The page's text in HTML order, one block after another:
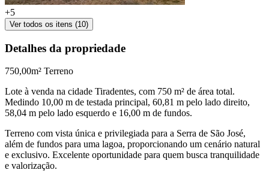
+5
Ver todos os itens (10)
Detalhes da propriedade
750,00m² Terreno
Lote à venda na cidade Tiradentes, com 750 m² de área total.
Medindo 10,00 m de testada principal, 60,81 m pelo lado direito,
58,04 m pelo lado esquerdo e 16,00 m de fundos.
Terreno com vista única e privilegiada para a Serra de São José,
além de fundos para uma lagoa, proporcionando um cenário natural
e exclusivo. Excelente oportunidade para quem busca tranquilidade
e valorização.